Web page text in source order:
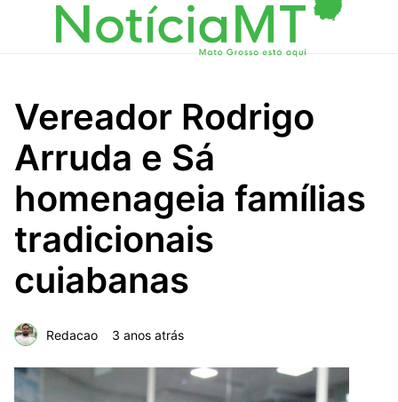
Vereador Rodrigo
Arruda e Sá
homenageia famílias
tradicionais
cuiabanas
Redacao 3 anos atrás